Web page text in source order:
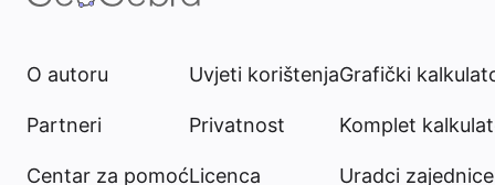
O autoru
Partneri
Centar za pomoć
Uvjeti korištenja
Privatnost
Licenca
Grafički
Komplet
Uradci zajednice